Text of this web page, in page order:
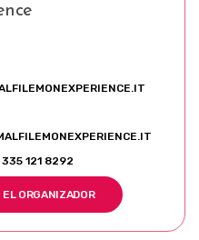
121 8292
EL ORGANIZADOR